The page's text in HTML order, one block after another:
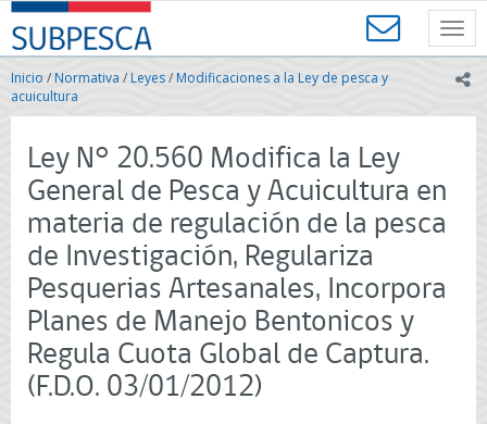
Contenido
principal
SUBPESCA
-
Subsecretaría
de
Pesca
Acuicultura
Gobierno
de
Chile
Inicio /Normativa / Leyes/Modificaciones a la Ley de pesca y
acuicultura
Ley N° 20.560 Modifica la Ley
General de Pesca y Acuicultura en
materia de regulación de la pesca
de Investigación, Regulariza
Pesquerias Artesanales, Incorpora
Planes de Manejo Bentonicos y
Regula Cuota Global de Captura.
(F.D.O. 03/01/2012)